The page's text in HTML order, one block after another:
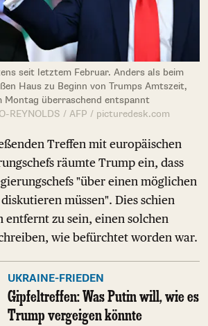
seit letztem Februar. Anders als beim
Haus zu Beginn von Trumps Amtszeit,
Montag überraschend entspannt
REYNOLDS / AFP / picturedesk.com
Treffen mit europäischen
räumte Trump ein, dass
"über einen möglichen
müssen". Dies schien
entfernt zu sein, einen solchen
wie befürchtet worden war.
UKRAINE-FRIEDEN
Gipfeltreffen: Was Putin will, wie es
Trump vergeigen könnte